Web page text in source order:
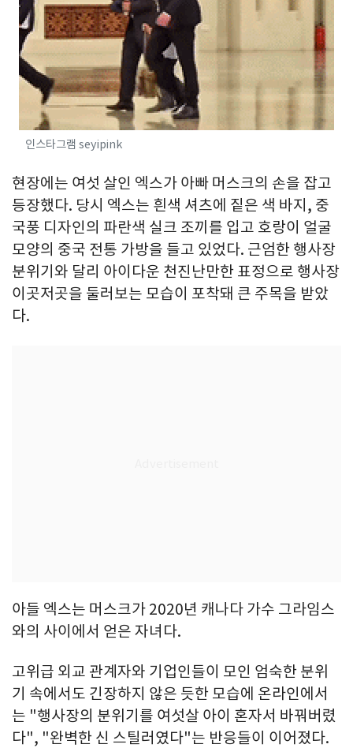
인스타그램 seyipink
현장에는 여섯 살인 엑스가 아빠 머스크의 손을 잡고
등장했다. 당시 엑스는 흰색 셔츠에 짙은 색 바지, 중
국풍 디자인의 파란색 실크 조끼를 입고 호랑이 얼굴
모양의 중국 전통 가방을 들고 있었다. 근엄한 행사장
분위기와 달리 아이다운 천진난만한 표정으로 행사장
이곳저곳을 둘러보는 모습이 포착돼 큰 주목을 받았
다.
아들 엑스는 머스크가 2020년 캐나다 가수 그라임스
와의 사이에서 얻은 자녀다.
고위급 외교 관계자와 기업인들이 모인 엄숙한 분위
기 속에서도 긴장하지 않은 듯한 모습에 온라인에서
는 "행사장의 분위기를 여섯살 아이 혼자서 바꿔버렸
다", "완벽한 신 스틸러였다"는 반응들이 이어졌다.